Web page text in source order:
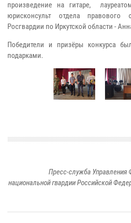
произведение на гитаре,
юрисконсульт отдела правового
Росгвардии по Иркутской области -
Победители и призёры конкурса
подарками.
Пресс-служба
национальной гвардии Российской